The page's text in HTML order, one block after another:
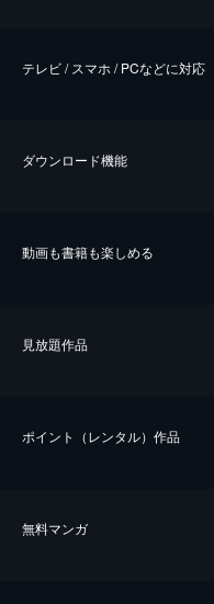
テレビ / スマホ / PCなどに対応
ダウンロード機能
動画も書籍も楽しめる
⾒放題作品
ポイント（レンタル）作品
無料マンガ